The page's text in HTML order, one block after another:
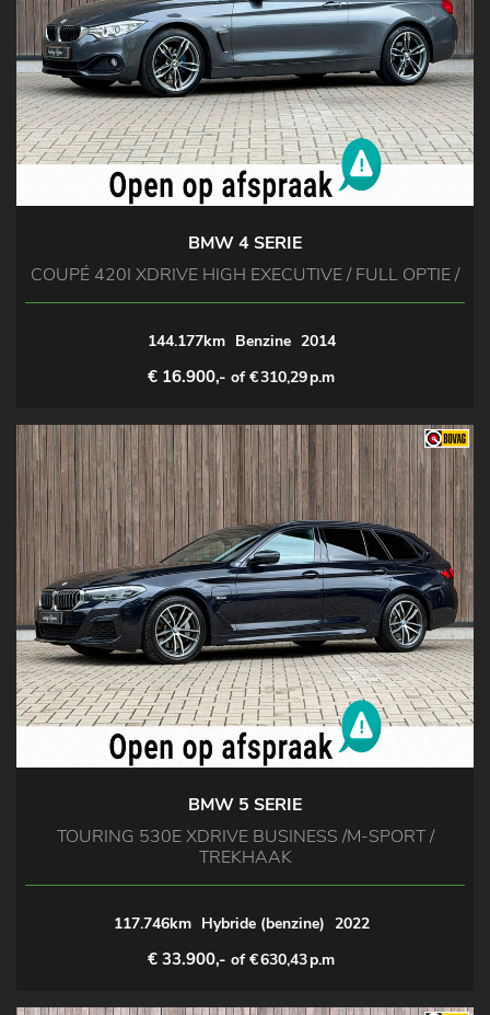
BMW 4 SERIE
COUPÉ 420I XDRIVE HIGH EXECUTIVE / FULL OPTIE /
144.177km Benzine 2014
€ 16.900,- of €310,29p.m
BMW 5 SERIE
TOURING 530E XDRIVE BUSINESS /M-SPORT /
TREKHAAK
117.746km Hybride (benzine) 2022
€ 33.900,- of €630,43p.m